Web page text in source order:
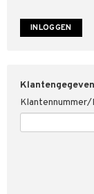
Klantennummer/